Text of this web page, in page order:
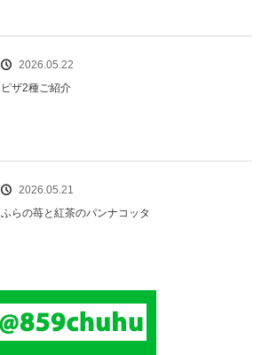
2026.05.22
ピザ2種ご紹介
2026.05.21
ふらの苺と紅茶のパンナコッタ